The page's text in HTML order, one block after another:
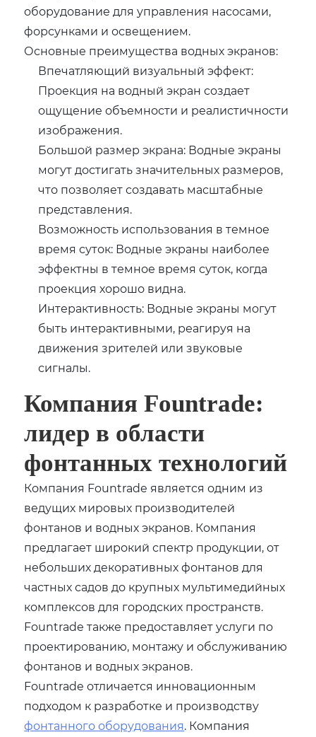
оборудование для управления насосами,
форсунками и освещением.
Основные преимущества водных экранов:
Впечатляющий визуальный эффект:
Проекция на водный экран создает
ощущение объемности и реалистичности
изображения.
Большой размер экрана: Водные экраны
могут достигать значительных размеров,
что позволяет создавать масштабные
представления.
Возможность использования в темное
время суток: Водные экраны наиболее
эффектны в темное время суток, когда
проекция хорошо видна.
Интерактивность: Водные экраны могут
быть интерактивными, реагируя на
движения зрителей или звуковые
сигналы.
Компания Fountrade:
лидер в области
фонтанных технологий
Компания Fountrade является одним из
ведущих мировых производителей
фонтанов и водных экранов. Компания
предлагает широкий спектр продукции, от
небольших декоративных фонтанов для
частных садов до крупных мультимедийных
комплексов для городских пространств.
Fountrade также предоставляет услуги по
проектированию, монтажу и обслуживанию
фонтанов и водных экранов.
Fountrade отличается инновационным
подходом к разработке и производству
фонтанного оборудования. Компания